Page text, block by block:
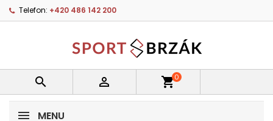
Telefon: +420 486 142 200
  shopping_cart0
MENU